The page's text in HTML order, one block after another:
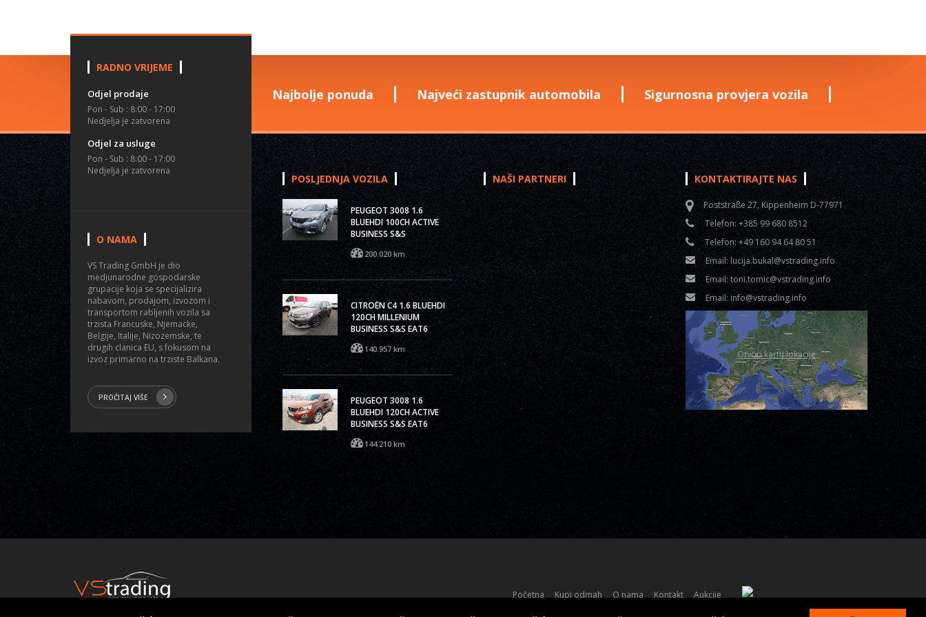
Najbolje ponuda Najveći zastupnik automobila Sigurnosna provjera vozila
RADNO VRIJEME
Odjel prodaje
Pon - Sub : 8:00 - 17:00
Nedjelja je zatvorena
Odjel za usluge
Pon - Sub : 8:00 - 17:00
Nedjelja je zatvorena
O NAMA
VS Trading GmbH je dio
medjunarodne gospodarske
grupacije koja se specijalizira
nabavom, prodajom, izvozom i
transportom rabljenih vozila sa
trzista Francuske, Njemacke,
Belgije, Italije, Nizozemske, te
drugih clanica EU, s fokusom na
izvoz primarno na trziste Balkana.
PROČITAJ VIŠE
POSLJEDNJA VOZILA
PEUGEOT 3008 1.6
BLUEHDI 100CH ACTIVE
BUSINESS S&S
200.020 km
CITROËN C4 1.6 BLUEHDI
120CH MILLENIUM
BUSINESS S&S EAT6
140.957 km
PEUGEOT 3008 1.6
BLUEHDI 120CH ACTIVE
BUSINESS S&S EAT6
144.210 km
NAŠI PARTNERI KONTAKTIRAJTE NAS
Poststraße 27, Kippenheim D-77971
Telefon: +385 99 680 8512
Telefon: +49 160 94 64 80 51
Email: lucija.bukal@vstrading.info
Email:toni.tomic@vstrading.info
Email: info@vstrading.info
Otvori kartu lokacije
Početna Kupi odmah O nama Kontakt
Aukcije